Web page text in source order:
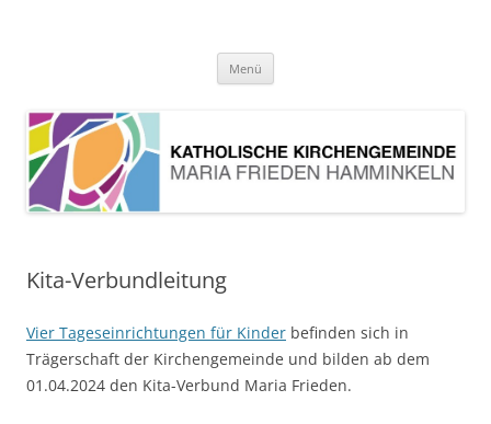
Menü
Kita-Verbundleitung
Vier Tageseinrichtungen für Kinder befinden sich in
Trägerschaft der Kirchengemeinde und bilden ab dem
01.04.2024 den Kita-Verbund Maria Frieden.